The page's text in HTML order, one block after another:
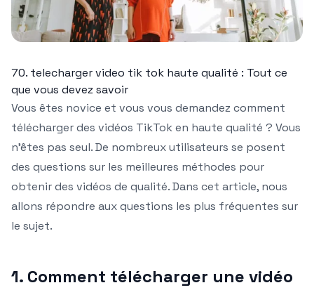
70. telecharger video tik tok haute qualité : Tout ce
que vous devez savoir
Vous êtes novice et vous vous demandez comment
télécharger des vidéos TikTok en haute qualité ? Vous
n’êtes pas seul. De nombreux utilisateurs se posent
des questions sur les meilleures méthodes pour
obtenir des vidéos de qualité. Dans cet article, nous
allons répondre aux questions les plus fréquentes sur
le sujet.
1. Comment télécharger une vidéo